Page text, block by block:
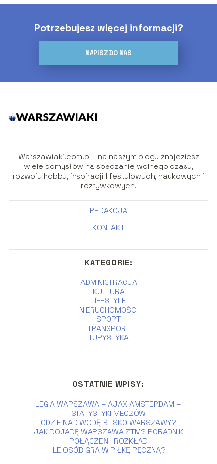
Potrzebujesz więcej informacji?
NAPISZ DO NAS
Warszawiaki.com.pl - na naszym blogu znajdziesz
wiele pomysłów na spędzanie wolnego czasu,
rozwoju hobby, inspiracji lifestylowych, naukowych i
rozrywkowych.
REDAKCJA
KONTAKT
KATEGORIE:
ADMINISTRACJA
KULTURA
LIFESTYLE
NIERUCHOMOŚCI
SPORT
TRANSPORT
TURYSTYKA
OSTATNIE WPISY:
LEGIA WARSZAWA – AJAX AMSTERDAM –
STATYSTYKI MECZÓW
GDZIE NAD WODĘ BLISKO WARSZAWY?
JAK DOJADĘ WARSZAWA ZTM? PORADNIK
POŁĄCZEŃ I ROZKŁAD
ILE OSÓB GRA W PIŁKĘ RĘCZNĄ?